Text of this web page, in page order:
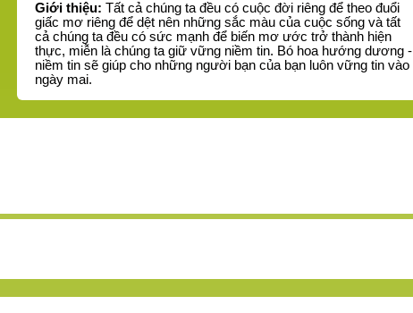
Giới thiệu: Tất cả chúng ta đều có cuộc đời riêng để theo đuổi
giấc mơ riêng để dệt nên những sắc màu của cuộc sống và tất
cả chúng ta đều có sức mạnh để biến mơ ước trở thành hiện
thực, miễn là chúng ta giữ vững niềm tin. Bó hoa hướng dương -
niềm tin sẽ giúp cho những người bạn của bạn luôn vững tin vào
ngày mai.